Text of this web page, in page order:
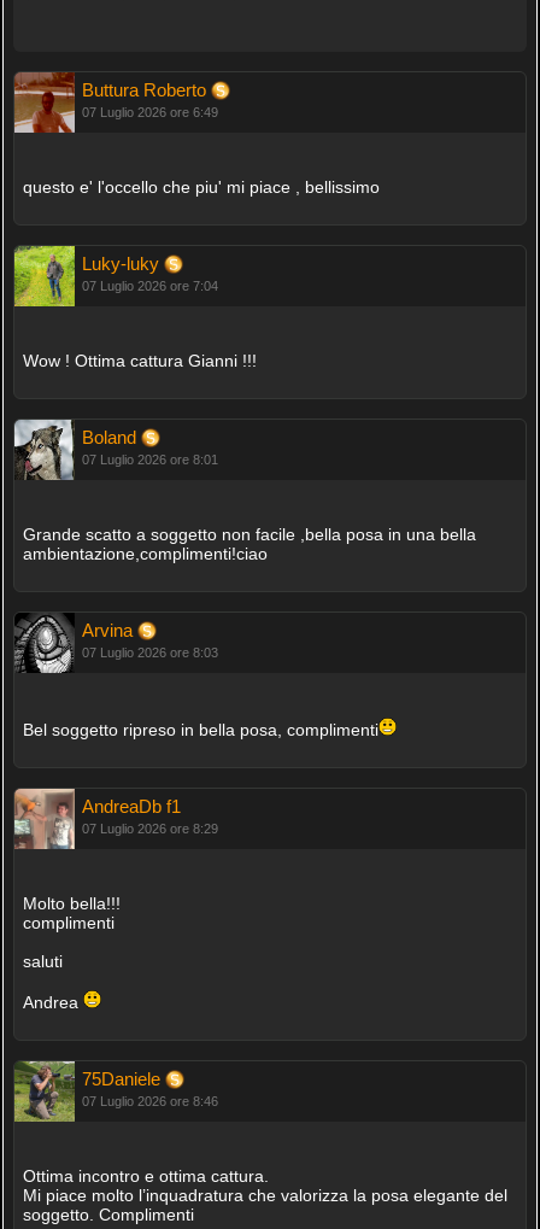
Buttura Roberto
07 Luglio 2026 ore 6:49
questo e' l'occello che piu' mi piace , bellissimo
Luky-luky
07 Luglio 2026 ore 7:04
Wow ! Ottima cattura Gianni !!!
Boland
07 Luglio 2026 ore 8:01
Grande scatto a soggetto non facile ,bella posa in una bella
ambientazione,complimenti!ciao
Arvina
07 Luglio 2026 ore 8:03
Bel soggetto ripreso in bella posa, complimenti
AndreaDb f1
07 Luglio 2026 ore 8:29
Molto bella!!!
complimenti
saluti
Andrea
75Daniele
07 Luglio 2026 ore 8:46
Ottima incontro e ottima cattura.
Mi piace molto l’inquadratura che valorizza la posa elegante del
soggetto. Complimenti